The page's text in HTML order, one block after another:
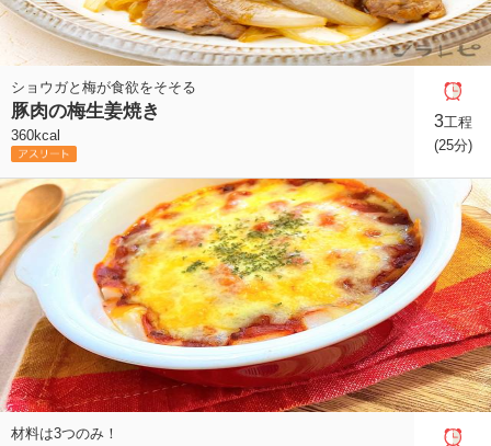
ショウガと梅が食欲をそそる
豚肉の梅生姜焼き
360kcal
3工程
(25分)
材料は3つのみ！